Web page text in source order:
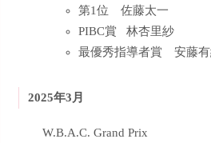
第1位 佐藤太一
PIBC賞 林杏里紗
最優秀指導者賞 安藤
2025年3月
W.B.A.C. Grand Prix